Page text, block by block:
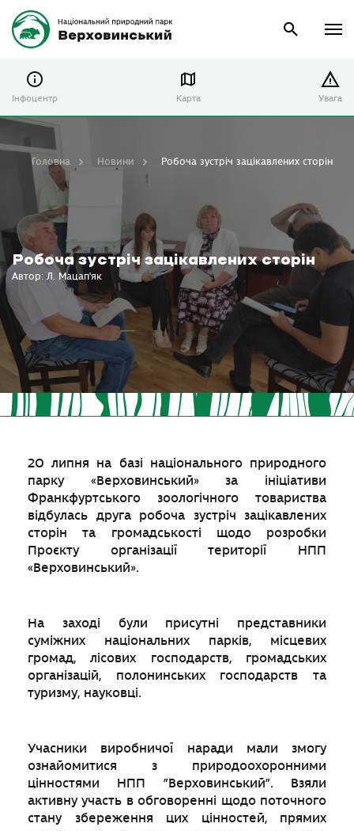
Інфоцентр Карта Увага
Робоча зустріч зацікавлених сторін
Автор: Л. Мацап'як
Головна Новини Робоча зустріч зацікавлених сторін
20 липня на базі національного природного
парку «Верховинський» за ініціативи
Франкфуртського зоологічного товариства
відбулась друга робоча зустріч зацікавлених
сторін та громадськості щодо розробки
Проєкту організації території НПП
«Верховинський».
На заході були присутні представники
суміжних національних парків, місцевих
громад, лісових господарств, громадських
організацій, полонинських господарств та
туризму, науковці.
Учасники виробничої наради мали змогу
ознайомитися з природоохоронними
цінностями НПП ”Верховинський”. Взяли
активну участь в обговоренні щодо поточного
стану збереження цих цінностей, прямих